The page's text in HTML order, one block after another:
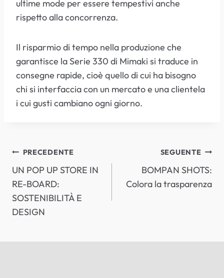
ultime mode per essere tempestivi anche
rispetto alla concorrenza.
Il risparmio di tempo nella produzione che
garantisce la Serie 330 di Mimaki si traduce in
consegne rapide, cioè quello di cui ha bisogno
chi si interfaccia con un mercato e una clientela
i cui gusti cambiano ogni giorno.
NAVIGAZIONE
ARTICOLI
PRECEDENTE
UN POP UP STORE IN
RE-BOARD:
SOSTENIBILITÀ E
DESIGN
SEGUENTE
BOMPAN SHOTS:
Colora la trasparenza